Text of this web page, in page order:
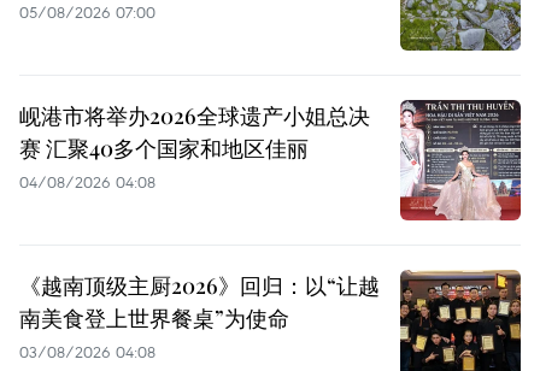
05/08/2026 07:00
岘港市将举办2026全球遗产小姐总决
赛 汇聚40多个国家和地区佳丽
04/08/2026 04:08
《越南顶级主厨2026》回归：以“让越
南美食登上世界餐桌”为使命
03/08/2026 04:08